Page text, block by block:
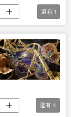
還有 1
還有 4